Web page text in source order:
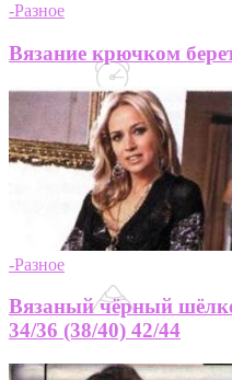
-Разное
Вязание крючком
-Разное
Вязаный чёрный
34/36 (38/40) 42/44